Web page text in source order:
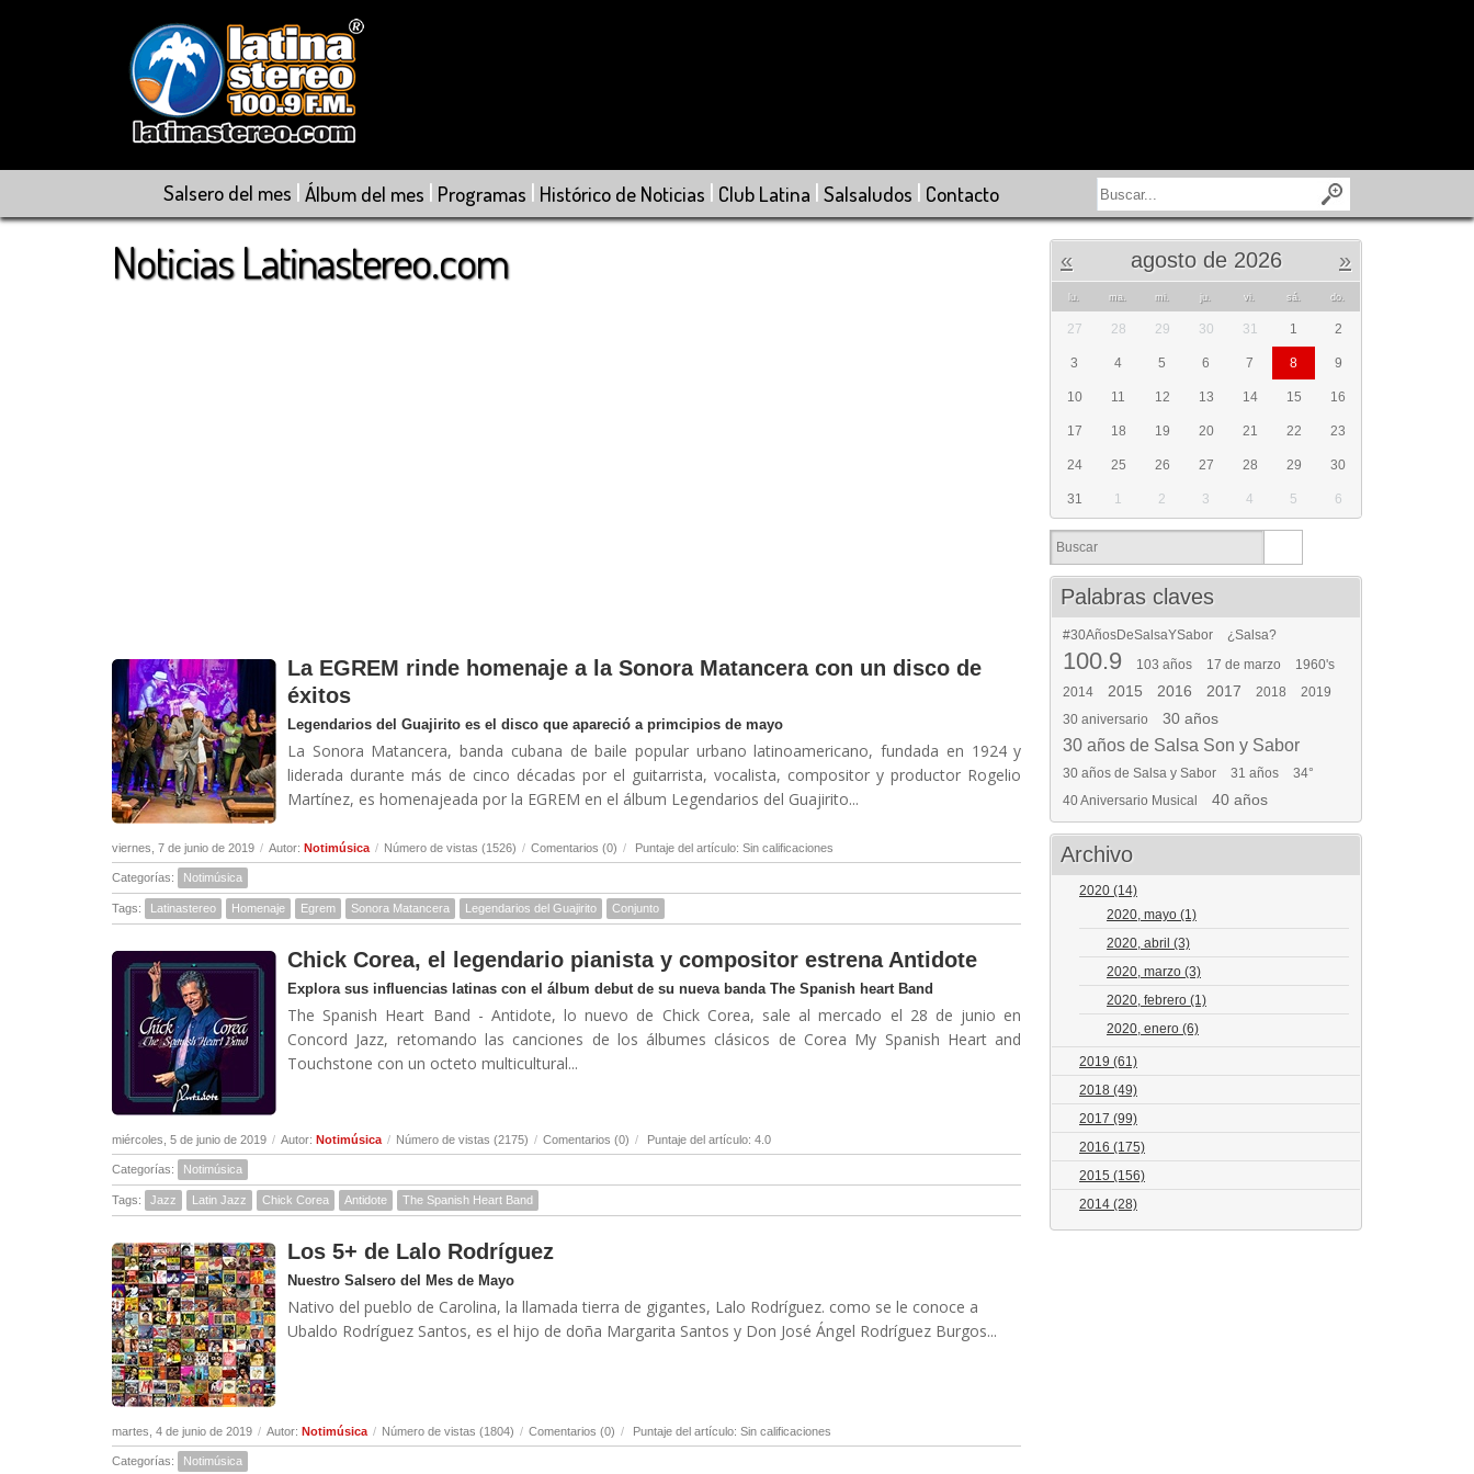
Salsero del mes | Álbum del mes | Programas | Histórico de Noticias | Club Latina | Salsaludos | Contacto
Noticias Latinastereo.com
La EGREM rinde homenaje a la Sonora Matancera con un disco de
éxitos
Legendarios del Guajirito es el disco que apareció a primcipios de mayo
La Sonora Matancera, banda cubana de baile popular urbano latinoamericano, fundada en 1924 y
liderada durante más de cinco décadas por el guitarrista, vocalista, compositor y productor Rogelio
Martínez, es homenajeada por la EGREM en el álbum Legendarios del Guajirito...
viernes, 7 de junio de 2019 / Autor: Notimúsica / Número de vistas (1526) / Comentarios (0) / Puntaje del artículo: Sin calificaciones
Categorías: Notimúsica
Tags: Latinastereo Homenaje Egrem Sonora Matancera Legendarios del Guajirito Conjunto
Chick Corea, el legendario pianista y compositor estrena Antidote
Explora sus influencias latinas con el álbum debut de su nueva banda The Spanish heart Band
The Spanish Heart Band - Antidote, lo nuevo de Chick Corea, sale al mercado el 28 de junio en
Concord Jazz, retomando las canciones de los álbumes clásicos de Corea My Spanish Heart and
Touchstone con un octeto multicultural...
miércoles, 5 de junio de 2019 / Autor: Notimúsica / Número de vistas (2175) / Comentarios (0) / Puntaje del artículo: 4.0
Categorías: Notimúsica
Tags: Jazz Latin Jazz Chick Corea Antidote The Spanish Heart Band
Los 5+ de Lalo Rodríguez
Nuestro Salsero del Mes de Mayo
Nativo del pueblo de Carolina, la llamada tierra de gigantes, Lalo Rodríguez. como se le conoce a
Ubaldo Rodríguez Santos, es el hijo de doña Margarita Santos y Don José Ángel Rodríguez Burgos...
martes, 4 de junio de 2019 / Autor: Notimúsica / Número de vistas (1804) / Comentarios (0) / Puntaje del artículo: Sin calificaciones
Categorías: Notimúsica
« agosto de 2026 »
lu. ma. mi. ju. vi. sá. do.
27 28 29 30 31 1 2
3 4 5 6 7 8 9
10 11 12 13 14 15 16
17 18 19 20 21 22 23
24 25 26 27 28 29 30
31 1 2 3 4 5 6
Palabras claves
#30AñosDeSalsaYSabor ¿Salsa?
100.9 103 años 17 de marzo
1960's
2014
2015 2016 2017 2018
2019
30 aniversario
30 años
30 años de Salsa Son y Sabor
30 años de Salsa y Sabor 31 años
34°
40 Aniversario Musical
40 años
Archivo
2020 (14)
2020, mayo (1)
2020, abril (3)
2020, marzo (3)
2020, febrero (1)
2020, enero (6)
2019 (61)
2018 (49)
2017 (99)
2016 (175)
2015 (156)
2014 (28)